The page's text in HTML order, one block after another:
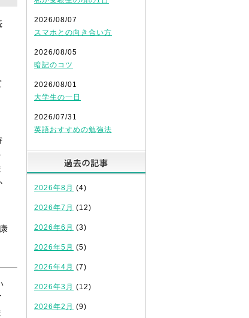
2026/08/07
スマホとの向き合い方
2026/08/05
暗記のコツ
2026/08/01
大学生の一日
2026/07/31
英語おすすめの勉強法
2026年8月 (4)
2026年7月 (12)
2026年6月 (3)
2026年5月 (5)
2026年4月 (7)
2026年3月 (12)
2026年2月 (9)